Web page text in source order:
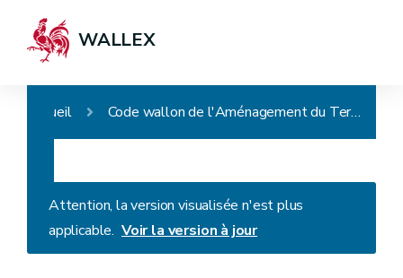
WALLEX
Accueil Code wallon de l'Aménagement du Territoire, de l'Urbanisme (, du Patrimoine et de l'Energie - Décret du 19 avril 2007, art. 2)
Attention, la version visualisée n'est plus
applicable. Voir la version à jour